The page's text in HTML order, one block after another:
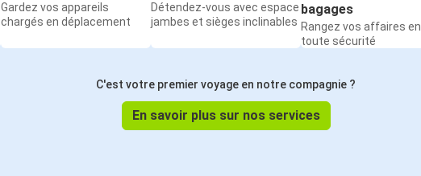
Gardez vos appareils
chargés en déplacement
Détendez-vous avec espace
jambes et sièges inclinables
bagages
Rangez vos affaires en
toute sécurité
C'est votre premier voyage en notre compagnie ?
En savoir plus sur nos services